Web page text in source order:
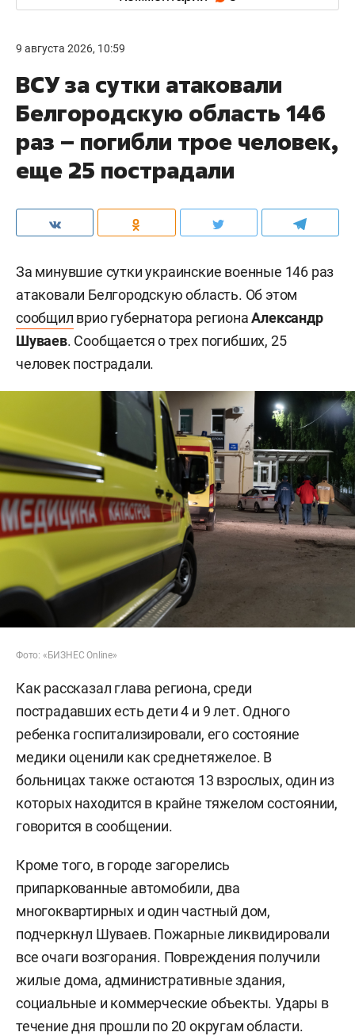
9 августа 2026, 10:59
ВСУ за сутки атаковали
Белгородскую область 146
раз – погибли трое человек,
еще 25 пострадали
За минувшие сутки украинские военные 146 раз
атаковали Белгородскую область. Об этом
сообщил врио губернатора регионаАлександр
Шуваев. Сообщается о трех погибших, 25
человек пострадали.
Фото: «БИЗНЕС Online»
Как рассказал глава региона, среди
пострадавших есть дети 4 и 9 лет. Одного
ребенка госпитализировали, его состояние
медики оценили как среднетяжелое. В
больницах также остаются 13 взрослых, один из
которых находится в крайне тяжелом состоянии,
говорится в сообщении.
Кроме того, в городе загорелись
припаркованные автомобили, два
многоквартирных и один частный дом,
подчеркнул Шуваев. Пожарные ликвидировали
все очаги возгорания. Повреждения получили
жилые дома, административные здания,
социальные и коммерческие объекты. Удары в
течение дня прошли по 20 округам области.